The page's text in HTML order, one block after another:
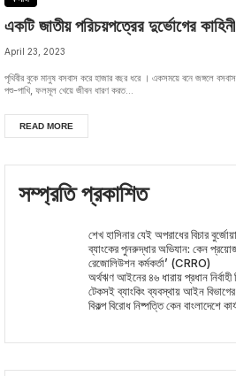
একটি জাতীয় পরিচয়পত্রের দুর্ভোগের কাহিনী
April 23, 2023
পৃথিবীর বুকে মানুষ বসবাস করে হাজার বছর ধরে । একসময়ে বনে জঙ্গলে
পশু-পাখি, ফলমূল খেয়ে জীবন ধারণ করত...
READ MORE
সম্প্রতি প্রকাশিত
শেখ হাসিনার যেই অপরাধের বিচার
ব্যাংকের পুনরুদ্ধার অভিযান: কেন
রেজোলিউশন কর্মকর্তা’ (CRRO)
অর্থঋণ আইনের ৪৬ ধারায় প্রধান নির্বাহী
টেকসই ব্যাংকিং ব্যবস্থায় আইন
বিকল্প বিরোধ নিষ্পত্তি কেন বাংলাদেশে